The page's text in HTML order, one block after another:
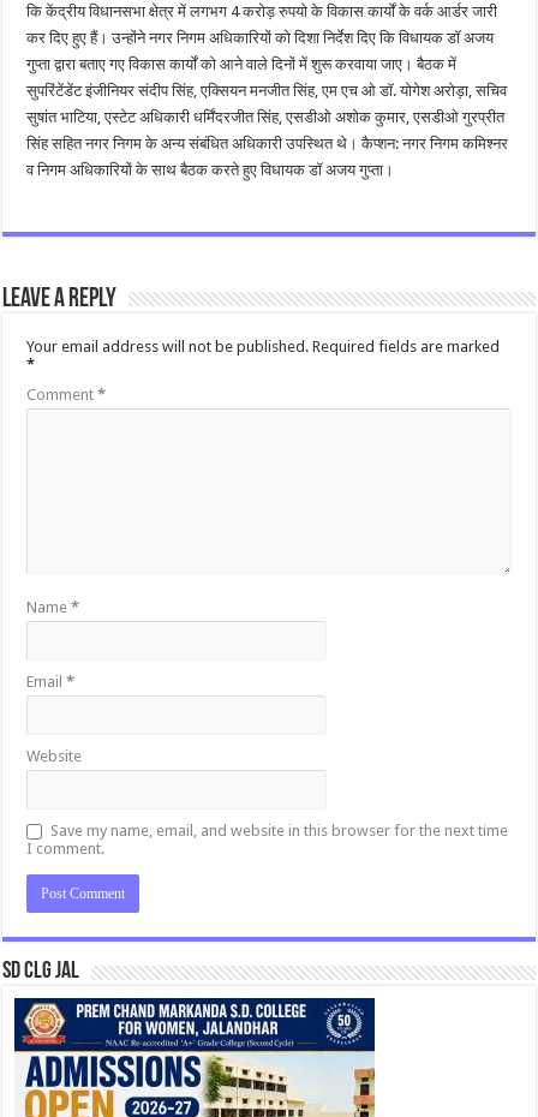
कि केंद्रीय विधानसभा क्षेत्र में लगभग 4 करोड़ रुपयो के विकास कार्यों के वर्क आर्डर जारी
कर दिए हुए हैं। उन्होंने नगर निगम अधिकारियों को दिशा निर्देश दिए कि विधायक डॉ अजय
गुप्ता द्वारा बताए गए विकास कार्यों को आने वाले दिनों में शुरू करवाया जाए। बैठक में
सुपरिंटेंडेंट इंजीनियर संदीप सिंह, एक्सियन मनजीत सिंह, एम एच ओ डॉ. योगेश अरोड़ा, सचिव
सुषांत भाटिया, एस्टेट अधिकारी धर्मिंदरजीत सिंह, एसडीओ अशोक कुमार, एसडीओ गुरप्रीत
सिंह सहित नगर निगम के अन्य संबंधित अधिकारी उपस्थित थे। कैप्शन: नगर निगम कमिश्नर
व निगम अधिकारियों के साथ बैठक करते हुए विधायक डॉ अजय गुप्ता।
Leave a Reply
Your email address will not be published. Required fields are marked
*
Comment*
Name*
Email*
Website
Save my name, email, and website in this browser for the next time
I comment.
SD CLG JAL